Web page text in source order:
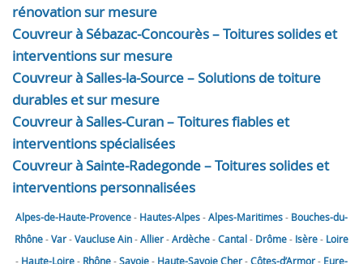
rénovation sur mesure
Couvreur à Sébazac-Concourès – Toitures solides et
interventions sur mesure
Couvreur à Salles-la-Source – Solutions de toiture
durables et sur mesure
Couvreur à Salles-Curan – Toitures fiables et
interventions spécialisées
Couvreur à Sainte-Radegonde – Toitures solides et
interventions personnalisées
Alpes-de-Haute-Provence- Hautes-Alpes-Alpes-Maritimes- Bouches-du-
Rhône-Var-VaucluseAin-Allier-Ardèche-Cantal- Drôme- Isère- Loire
- Haute-Loire- Rhône-Savoie- Haute-SavoieCher-Côtes-d’Armor- Eure-